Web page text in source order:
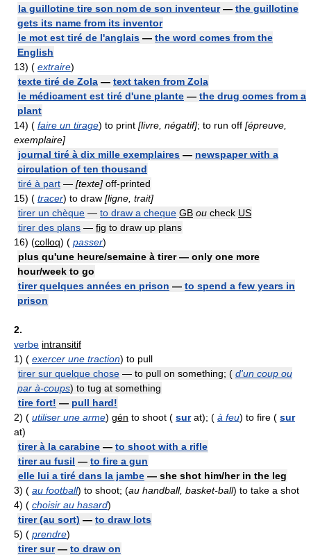
la guillotine tire son nom de son inventeur— the guillotine
gets its name from its inventor
le mot est tiré de l'anglais — the word comes from the
English
13) ( extraire)
texte tiré de Zola — text taken from Zola
le médicament est tiré d'une plante — the drug comes from a
plant
14) ( faire un tirage) to print [livre, négatif]; to run off [épreuve,
exemplaire]
journal tiré à dix mille exemplaires — newspaper with a
circulation of ten thousand
tiré à part — [texte] off-printed
15) ( tracer) to draw [ligne, trait]
tirer un chèque — to draw a cheque GB ou check US
tirer des plans — fig to draw up plans
16) (colloq) ( passer)
plus qu'une heure/semaine à tirer — only one more
hour/week to go
tirer quelques années en prison — to spend a few years in
prison
2.
verbe intransitif
1) ( exercer une traction) to pull
tirer sur quelque chose — to pull on something; ( d'un coup ou
par à-coups) to tug at something
tire fort! — pull hard!
2) ( utiliser une arme) gén to shoot ( surat); ( à feu) to fire ( sur
at)
tirer à la carabine — to shoot with a rifle
tirer au fusil — to fire a gun
elle lui a tiré dans la jambe — she shot him/her in the leg
3) ( au football) to shoot; (au handball, basket-ball) to take a shot
4) ( choisir au hasard)
tirer (au sort) — to draw lots
5) ( prendre)
tirer sur— to draw on